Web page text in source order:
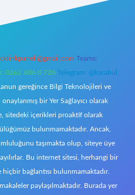
Teams:
0262 606 0 726 Telegram: @karabul
gereğince Bilgi Teknolojileri ve
bir Yer Sağlayıcı olarak
sitedeki içerikleri proaktif olarak
bulunmamaktadır. Ancak,
taşımakta olup, siteye üye
Bu internet sitesi, herhangi bir
bağlantısı bulunmamaktadır.
paylaşılmaktadır. Burada yer